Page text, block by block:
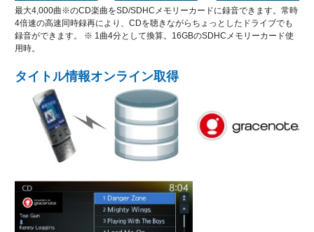
最大4,000曲※のCD楽曲をSD/SDHCメモリーカードに録音できます。常時
4倍速の高速同時録再により、CDを聴きながらちょっとしたドライブでも
録音ができます。 ※ 1曲4分として換算。16GBのSDHCメモリーカード使
用時。
タイトル情報オンライン取得